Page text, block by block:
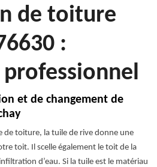
de toiture
:
et de changement de
de toiture, la tuile de rive donne une
toit. Il scelle également le toit de la
d’eau. Si la tuile est le matériau